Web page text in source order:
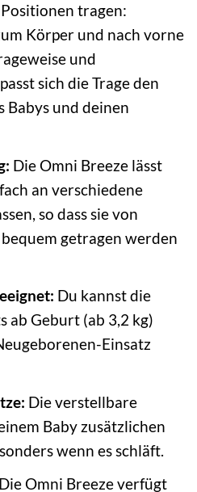
tragen:
Körper und nach vorne
und
sich die Trage den
Babys und deinen
Die Omni Breeze lässt
an verschiedene
so dass sie von
getragen werden
Du kannst die
ab Geburt (ab 3,2 kg)
Einsatz
Die verstellbare
Baby zusätzlichen
wenn es schläft.
Die Omni Breeze verfügt